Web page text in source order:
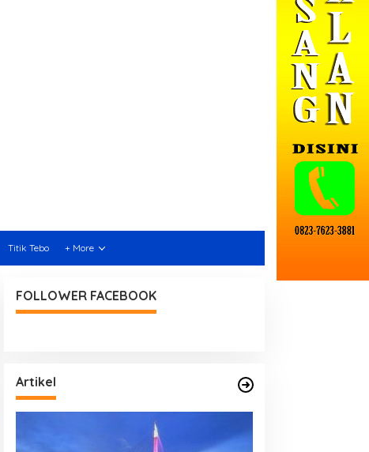
Titik Tebo + More
FOLLOWER FACEBOOK
Artikel